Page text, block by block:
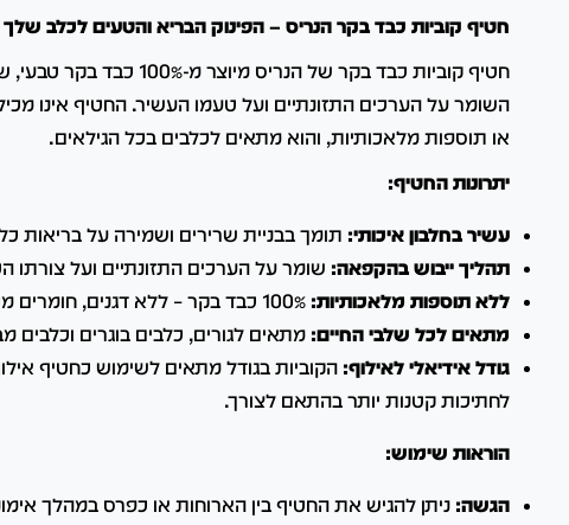
חטיף קוביות כבד בקר הנריס – הפינוק הבריא והטעים לכלב שלך
חטיף קוביות כבד בקר של הנריס מיוצר מ-100% כבד בקר טבעי,
השומר על הערכים התזונתיים ועל טעמו העשיר. החטיף אינו
או תוספות מלאכותיות, והוא מתאים לכלבים בכל הגילאים.
יתרונות החטיף:
עשיר בחלבון איכותי: תומך בבניית שרירים ושמירה על בריאות
תהליך ייבוש בהקפאה: שומר על הערכים התזונתיים ועל צורתו
ללא תוספות מלאכותיות: 100% כבד בקר – ללא דגנים, חומרים משמרים או צבעי מאכל.
מתאים לכל שלבי החיים: מתאים לגורים, כלבים בוגרים וכלבים
גודל אידיאלי לאילוף: הקוביות בגודל מתאים לשימוש כחטיף
לחתיכות קטנות יותר בהתאם לצורך.
הוראות שימוש:
הגשה: ניתן להגיש את החטיף בין הארוחות או כפרס במהלך